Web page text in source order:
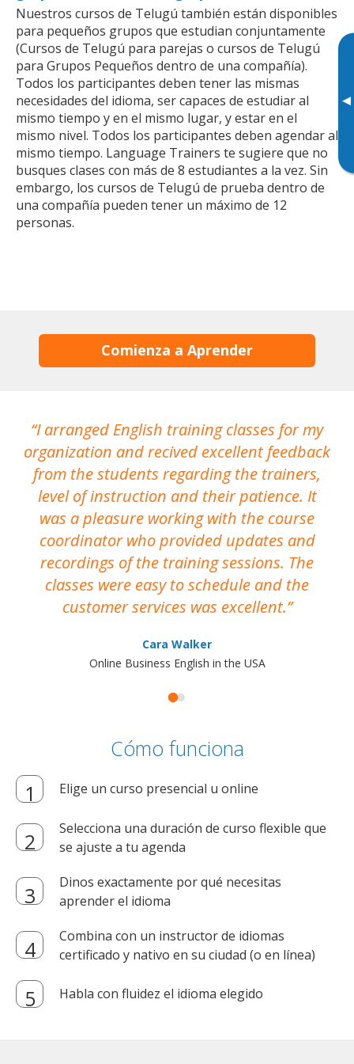
▸
Nuestros cursos de Telugú también están disponibles
para pequeños grupos que estudian conjuntamente
(Cursos de Telugú para parejas o cursos de Telugú
para Grupos Pequeños dentro de una compañía).
Todos los participantes deben tener las mismas
necesidades del idioma, ser capaces de estudiar al
mismo tiempo y en el mismo lugar, y estar en el
mismo nivel. Todos los participantes deben agendar al
mismo tiempo. Language Trainers te sugiere que no
busques clases con más de 8 estudiantes a la vez. Sin
embargo, los cursos de Telugú de prueba dentro de
una compañía pueden tener un máximo de 12
personas.
Comienza a Aprender
I arranged English training classes for my
organization and recived excellent feedback
from the students regarding the trainers,
level of instruction and their patience. It
was a pleasure working with the course
coordinator who provided updates and
recordings of the training sessions. The
classes were easy to schedule and the
customer services was excellent.
Cara Walker
Online Business English in the USA
Cómo funciona
Elige un curso presencial u online
Selecciona una duración de curso flexible que
se ajuste a tu agenda
Dinos exactamente por qué necesitas
aprender el idioma
Combina con un instructor de idiomas
certificado y nativo en su ciudad (o en línea)
Habla con fluidez el idioma elegido